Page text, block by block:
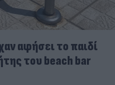
αφήσει το παιδί
του beach bar